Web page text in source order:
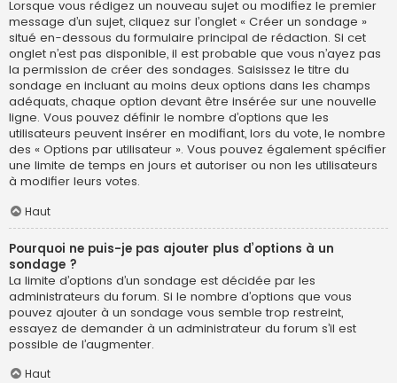
Lorsque vous rédigez un nouveau sujet ou modifiez le premier
message d’un sujet, cliquez sur l’onglet « Créer un sondage »
situé en-dessous du formulaire principal de rédaction. Si cet
onglet n’est pas disponible, il est probable que vous n’ayez pas
la permission de créer des sondages. Saisissez le titre du
sondage en incluant au moins deux options dans les champs
adéquats, chaque option devant être insérée sur une nouvelle
ligne. Vous pouvez définir le nombre d’options que les
utilisateurs peuvent insérer en modifiant, lors du vote, le nombre
des « Options par utilisateur ». Vous pouvez également spécifier
une limite de temps en jours et autoriser ou non les utilisateurs
à modifier leurs votes.
Haut
Pourquoi ne puis-je pas ajouter plus d’options à un
sondage ?
La limite d’options d’un sondage est décidée par les
administrateurs du forum. Si le nombre d’options que vous
pouvez ajouter à un sondage vous semble trop restreint,
essayez de demander à un administrateur du forum s’il est
possible de l’augmenter.
Haut